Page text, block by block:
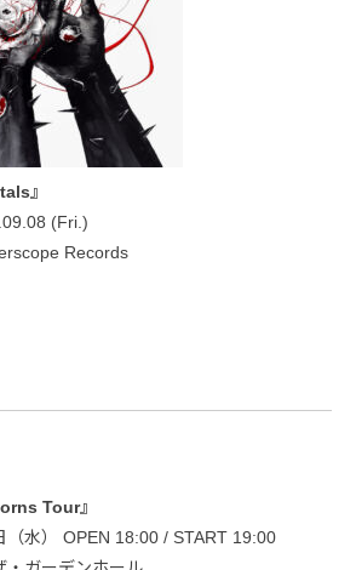
』
(Fri.)
Records
Tour』
（水） OPEN 18:00 / START 19:00